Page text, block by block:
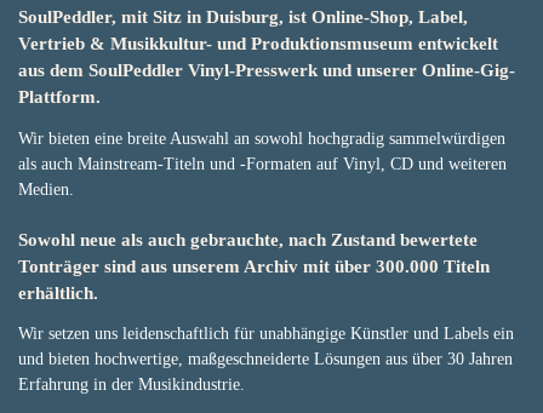
SoulPeddler, mit Sitz in Duisburg, ist Online-Shop, Label,
Vertrieb & Musikkultur- und Produktionsmuseum entwickelt
aus dem SoulPeddler Vinyl-Presswerk und unserer Online-Gig-
Plattform.
Wir bieten eine breite Auswahl an sowohl hochgradig sammelwürdigen
als auch Mainstream-Titeln und -Formaten auf Vinyl, CD und weiteren
Medien.
Sowohl neue als auch gebrauchte, nach Zustand bewertete
Tonträger sind aus unserem Archiv mit über 300.000 Titeln
erhältlich.
Wir setzen uns leidenschaftlich für unabhängige Künstler und Labels ein
und bieten hochwertige, maßgeschneiderte Lösungen aus über 30 Jahren
Erfahrung in der Musikindustrie.